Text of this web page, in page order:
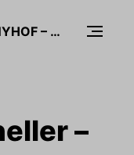
KARRIERE IST KEIN PONYHOF – DER EHRLICHE KARRIEREPODCAST ÜBER FÜHRUNG, VERÄNDERUNG & ECHTE ERFAHRUNGEN
–